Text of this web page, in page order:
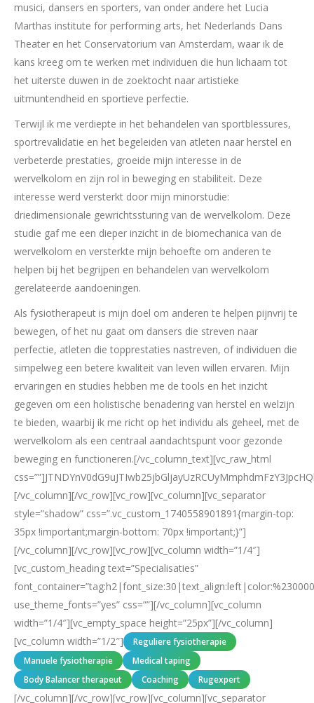
musici, dansers en sporters, van onder andere het Lucia
Marthas institute for performing arts, het Nederlands Dans
Theater en het Conservatorium van Amsterdam, waar ik de
kans kreeg om te werken met individuen die hun lichaam tot
het uiterste duwen in de zoektocht naar artistieke
uitmuntendheid en sportieve perfectie.
Terwijl ik me verdiepte in het behandelen van sportblessures,
sportrevalidatie en het begeleiden van atleten naar herstel en
verbeterde prestaties, groeide mijn interesse in de
wervelkolom en zijn rol in beweging en stabiliteit. Deze
interesse werd versterkt door mijn minorstudie:
driedimensionale gewrichtssturing van de wervelkolom. Deze
studie gaf me een dieper inzicht in de biomechanica van de
wervelkolom en versterkte mijn behoefte om anderen te
helpen bij het begrijpen en behandelen van wervelkolom
gerelateerde aandoeningen.
Als fysiotherapeut is mijn doel om anderen te helpen pijnvrij te
bewegen, of het nu gaat om dansers die streven naar
perfectie, atleten die topprestaties nastreven, of individuen die
simpelweg een betere kwaliteit van leven willen ervaren. Mijn
ervaringen en studies hebben me de tools en het inzicht
gegeven om een holistische benadering van herstel en welzijn
te bieden, waarbij ik me richt op het individu als geheel, met de
wervelkolom als een centraal aandachtspunt voor gezonde
beweging en functioneren.[/vc_column_text][vc_raw_html
[/vc_column][/vc_row][vc_row][vc_column][vc_separator
style=”shadow” css=”.vc_custom_1740558901891{margin-top:
35px !important;margin-bottom: 70px !important;}”]
[/vc_column][/vc_row][vc_row][vc_column width=”1/4″]
[vc_custom_heading text=”Specialisaties”
use_theme_fonts=”yes” css=””][/vc_column][vc_column
width=”1/4″][vc_empty_space height=”25px”][/vc_column]
[vc_column width=”1/2″]
Reguliere fysiotherapie
Manuele fysiotherapie
Medical taping
Body Balancer therapeut
Coaching Rugexpert
[/vc_column][/vc_row][vc_row][vc_column][vc_separator